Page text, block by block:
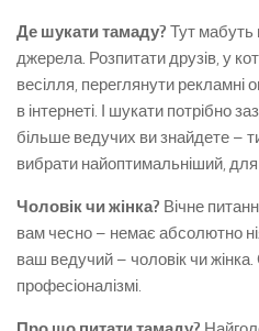
Де шукати тамаду? Тут мабуть
джерела. Розпитати друзів, у
весілля, переглянути рекламні
в інтернеті. І шукати потрібно
більше ведучих ви знайдете –
вибрати найоптимальніший, для
Чоловік чи жінка? Вічне
вам чесно – немає абсолютно
ваш ведучий – чоловік чи жінка.
професіоналізмі.